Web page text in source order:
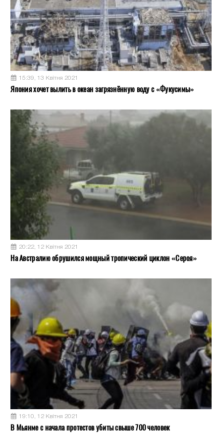
15:39, 13 Квітня 2021
Япония хочет вылить в океан загрязнённую воду с «Фукусимы»
20:22, 12 Квітня 2021
На Австралию обрушился мощный тропический циклон «Сероя»
19:10, 12 Квітня 2021
В Мьянме с начала протестов убиты свыше 700 человек